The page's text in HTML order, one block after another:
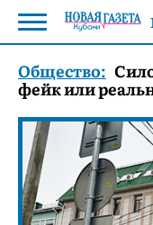
Общество:
фейк или